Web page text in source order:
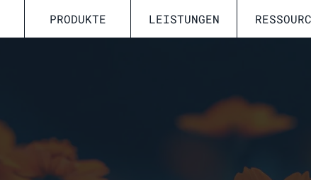
PRODUKTE LEISTUNGEN